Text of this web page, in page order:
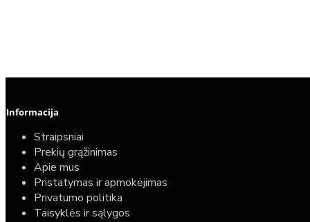
Informacija
Straipsniai
Prekių grąžinimas
Apie mus
Pristatymas ir apmokėjimas
Privatumo politika
Taisyklės ir sąlygos